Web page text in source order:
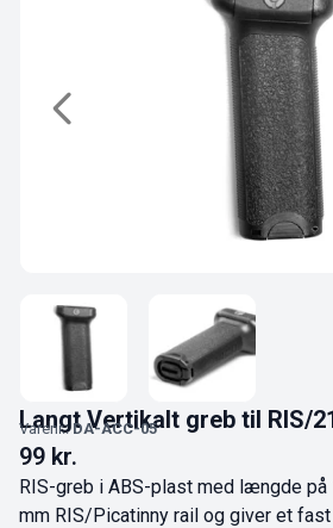
Langt Vertikalt greb til RIS/
Varenr.:DA-ACC-05
99 kr.
RIS-greb i ABS-plast med længde på
mm RIS/Picatinny rail og giver et